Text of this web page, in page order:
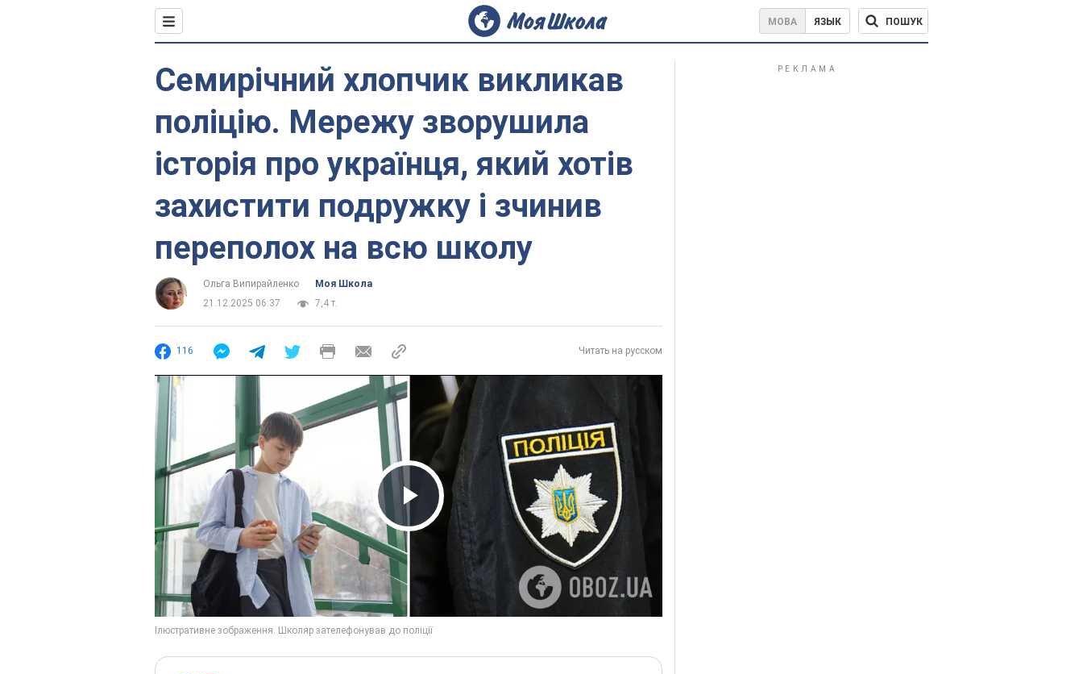
МОВА ЯЗЫК ПОШУК
Семирічний хлопчик викликав
поліцію. Мережу зворушила
історія про українця, який хотів
захистити подружку і зчинив
переполох на всю школу
Ольга Випирайленко
Моя Школа
21.12.2025 06:37
7,4 т.
116 Читать на русском
Play Video